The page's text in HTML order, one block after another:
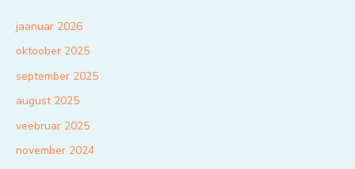
jaanuar 2026
oktoober 2025
september 2025
august 2025
veebruar 2025
november 2024